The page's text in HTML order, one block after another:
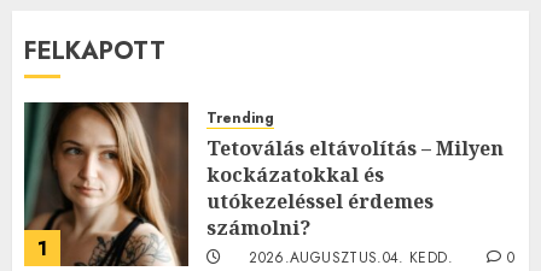
FELKAPOTT
1
Trending
Tetoválás eltávolítás – Milyen
kockázatokkal és
utókezeléssel érdemes
számolni?
2026.AUGUSZTUS.04. KEDD.
0